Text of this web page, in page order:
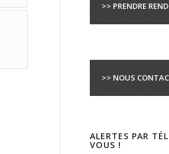
>> PRENDRE
>> NOUS
ALERTES PAR
VOUS !